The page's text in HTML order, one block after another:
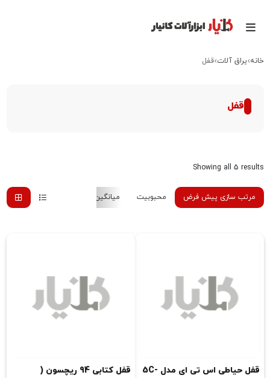
خانه یراق آلات قفل
قفل
Showing all 5 results
مرتب سازی پیش فرض محبوبیت میانگین رتبه جدیدترین
قفل حیاطی اس تی ای مدل 5C-
قفل کتابی 94 ریچسون (